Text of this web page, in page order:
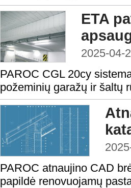
ETA
2025-04-
PAROC CGL 20cy
požeminių garažų ir šaltų
PAROC atnaujino CAD
papildė renovuojamų